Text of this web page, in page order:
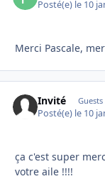
Posté(e) le 10
Merci Pascale,
Invité Guests
Posté(e) le 10
ça c'est super
votre aile !!!!